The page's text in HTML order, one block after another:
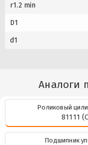
r1.2 min
D1
d1
Аналоги
Роликовый
81111
Подшипник